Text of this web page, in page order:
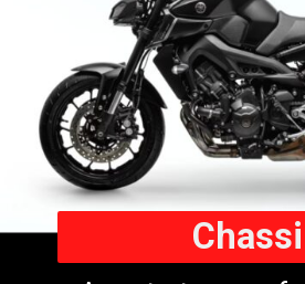
Chassi